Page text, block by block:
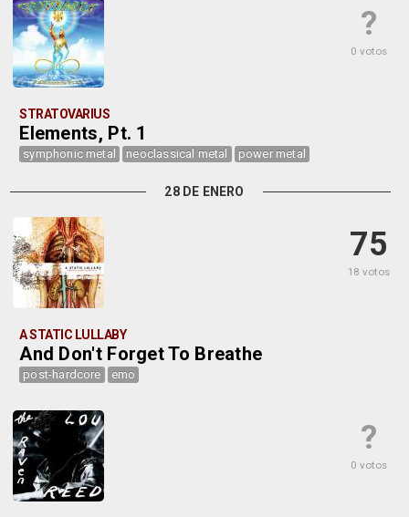
?
0 votos
STRATOVARIUS
Elements, Pt. 1
symphonic metal neoclassical metal power metal
28 DE ENERO
75
18 votos
A STATIC LULLABY
And Don't Forget To Breathe
post-hardcore emo
?
0 votos